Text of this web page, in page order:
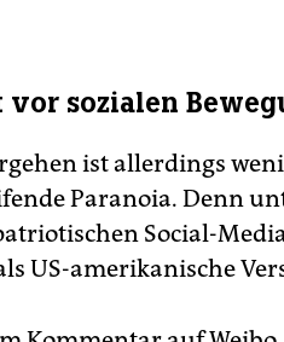
vor sozialen
ist allerdings
Paranoia. Denn
Social-
US-amerikanische